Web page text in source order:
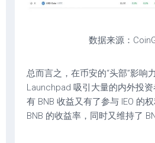
数据来源：
总而言之，在币安的“头部”影响
Launchpad 吸引大量的内外投
有 BNB 收益又有了参与 IEO 的
BNB 的收益率，同时又维持了